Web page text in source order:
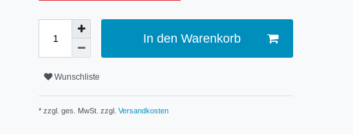
In den Warenkorb
Wunschliste
* zzgl. ges. MwSt. zzgl. Versandkosten